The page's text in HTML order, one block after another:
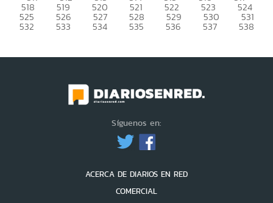
518 519 520 521 522 523 524
525 526 527 528 529 530 531
532 533 534 535 536 537 538
Síguenos en:
ACERCA DE DIARIOS EN RED
COMERCIAL